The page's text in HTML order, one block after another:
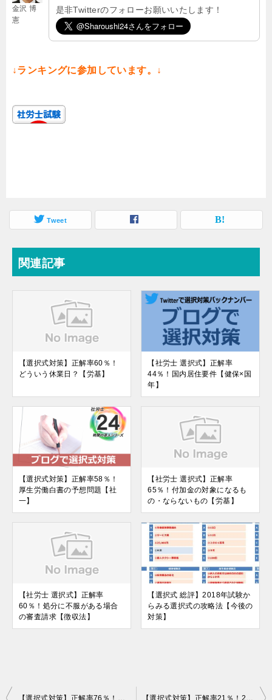
金沢 博
憲
是非Twitterのフォローお願いいたします！
↓ランキングに参加しています。↓
Tweet
関連記事
【選択式対策】正解率60％！
どういう休業日？【労基】
【社労士 選択式】正解率
44％！国内居住要件【健保×国
年】
【選択式対策】正解率58％！
厚生労働白書の予想問題【社
一】
【社労士 選択式】正解率
65％！付加金の対象になるも
の・ならないもの【労基】
【社労士 選択式】正解率
60％！処分に不服がある場合
の審査請求【徴収法】
【選択式 総評】2018年試験か
らみる選択式の攻略法【今後の
対策】
投
【選択式対策】正解率76％！「2月14日」は何の日？【徴収法】 【選択式対策】正解率21％！2018年平均の未活用労働指標4（LU4）は？【統計】